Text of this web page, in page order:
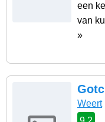
een
van
»
Weert